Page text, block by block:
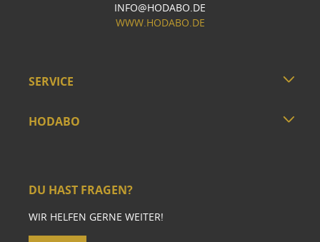
INFO@HODABO.DE
WWW.HODABO.DE
SERVICE
HODABO
DU HAST FRAGEN?
WIR HELFEN GERNE WEITER!